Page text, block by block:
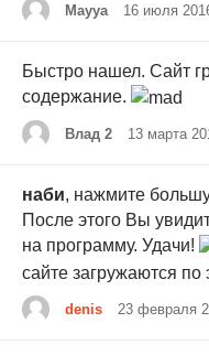
Mayya 16 июля
Быстро нашел. Сайт
содержание.
Влад 2 13 марта
наби, нажмите
После этого Вы
на программу. Удачи!
сайте загружаются по
denis 23 февраля